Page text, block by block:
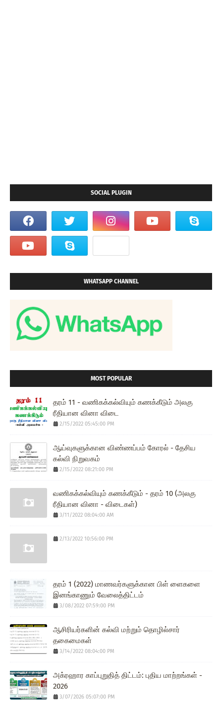
SOCIAL PLUGIN
WHATSAPP CHANNEL
MOST POPULAR
தரம் 11 - வணிகக்கல்வியும் கணக்கீடும் அலகு
ரீதியான வினா விடை
2/15/2022 05:45:00 PM
ஆய்வுகளுக்கான விண்ணப்பம் கோரல் - தேசிய
கல்வி நிறுவகம்
2/15/2022 08:21:00 PM
வணிகக்கல்வியும் கணக்கீடும் - தரம் 10 (அலகு
ரீதியான வினா - விடைகள்)
3/11/2022 08:04:00 AM
2/13/2022 10:56:00 PM
தரம் 1 (2022) மாணவர்களுக்கான பிள் ளைகளை
இனங்காணும் வேலைத்திட்டம்
3/08/2022 07:59:00 PM
ஆசிரியர்களின் கல்வி மற்றும் தொழில்சார்
தகைமைகள்
3/14/2022 08:04:00 PM
அக்ரஹார காப்புறுதித் திட்டம்: புதிய மாற்றங்கள் -
2026
3/07/2026 05:07:00 PM